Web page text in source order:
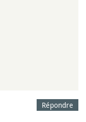
Répondre